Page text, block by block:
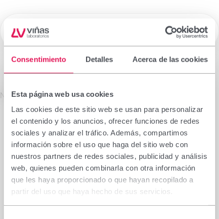
Consentimiento Detalles Acerca de las cookies
Esta página web usa cookies
Las cookies de este sitio web se usan para personalizar
el contenido y los anuncios, ofrecer funciones de redes
sociales y analizar el tráfico. Además, compartimos
información sobre el uso que haga del sitio web con
nuestros partners de redes sociales, publicidad y análisis
web, quienes pueden combinarla con otra información
que les haya proporcionado o que hayan recopilado a
partir del uso que haya hecho de sus servicios.
Laboratorios Viñas ☰
No se encontró el producto solicitado.
Medicamentos de Prescripción
La información que figura en esta sección está
dirigida exclusivamente a profesionales sanitarios
facultados para prescribir o dispensar
medicamentos, por lo que requiere una formación
especializada para su correcta interpretación. En
caso de no pertenecer a este colectivo, le rogamos
se abstenga de continuar.
Declaro que soy profesional sanitario con
capacidad de prescripción o dispensación en